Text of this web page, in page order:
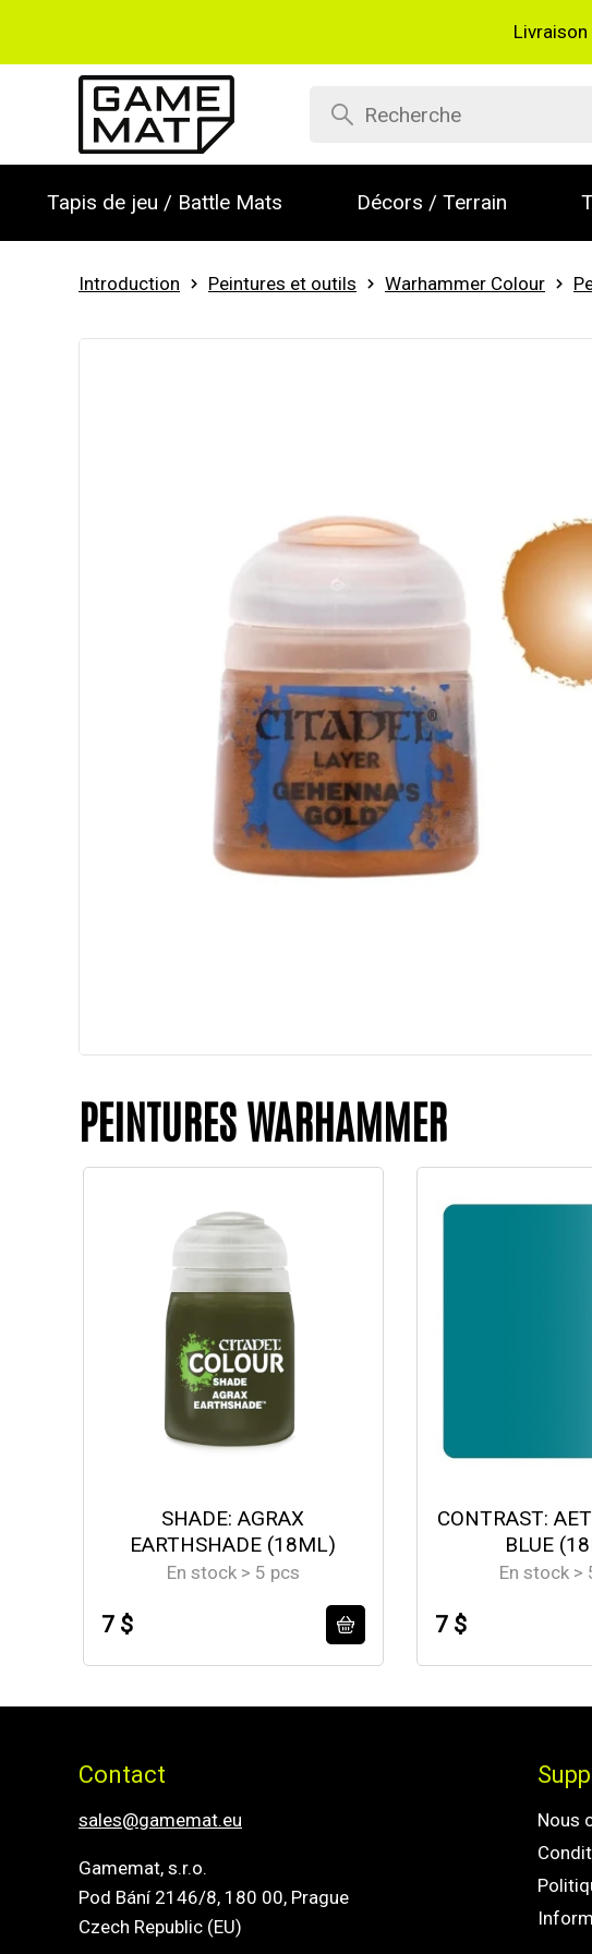
Tapis de jeu / Battle Mats Décors / Terrain
Introduction Peintures et outils Warhammer Colour
PEINTURES WARHAMMER
SHADE: AGRAX
EARTHSHADE (18ML)
En stock > 5 pcs
7 $
CONTRAST:
BLUE
En stock >
7 $
Contact
sales@gamemat.eu
Gamemat, s.r.o.
Pod Bání 2146/8, 180 00, Prague
Czech Republic (EU)
Nous